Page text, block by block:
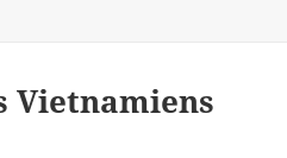
Vietnamiens